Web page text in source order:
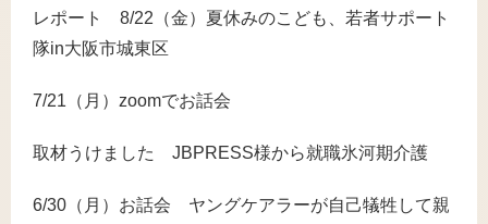
レポート 8/22（金）夏休みのこども、若者サポート
隊in大阪市城東区
7/21（月）zoomでお話会
取材うけました JBPRESS様から就職氷河期介護
6/30（月）お話会 ヤングケアラーが自己犠牲して親